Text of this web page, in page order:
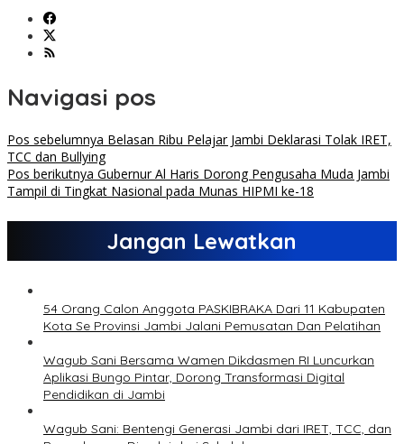
Navigasi pos
Pos sebelumnya Belasan Ribu Pelajar Jambi Deklarasi Tolak IRET,
TCC dan Bullying
Pos berikutnya Gubernur Al Haris Dorong Pengusaha Muda Jambi
Tampil di Tingkat Nasional pada Munas HIPMI ke-18
Jangan Lewatkan
54 Orang Calon Anggota PASKIBRAKA Dari 11 Kabupaten
Kota Se Provinsi Jambi Jalani Pemusatan Dan Pelatihan
Wagub Sani Bersama Wamen Dikdasmen RI Luncurkan
Aplikasi Bungo Pintar, Dorong Transformasi Digital
Pendidikan di Jambi
Wagub Sani: Bentengi Generasi Jambi dari IRET, TCC, dan